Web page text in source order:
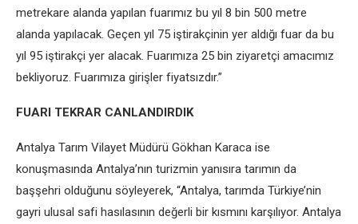
metrekare alanda yapılan fuarımız bu yıl 8 bin 500 metre
alanda yapılacak. Geçen yıl 75 iştirakçinin yer aldığı fuar da bu
yıl 95 iştirakçi yer alacak. Fuarımıza 25 bin ziyaretçi amacımız
bekliyoruz. Fuarımıza girişler fiyatsızdır.”
FUARI TEKRAR CANLANDIRDIK
Antalya Tarım Vilayet Müdürü Gökhan Karaca ise
konuşmasında Antalya’nın turizmin yanısıra tarımın da
başşehri olduğunu söyleyerek, “Antalya, tarımda Türkiye’nin
gayri ulusal safi hasılasının değerli bir kısmını karşılıyor. Antalya